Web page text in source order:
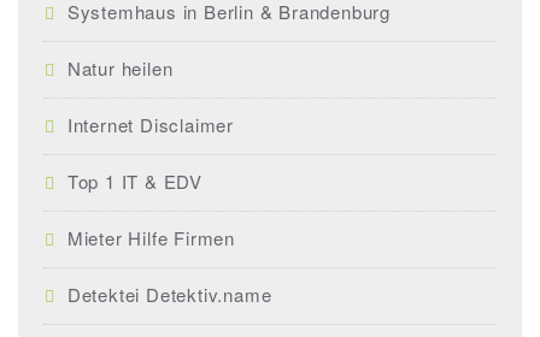
Systemhaus in Berlin & Brandenburg
Natur heilen
Internet Disclaimer
Top 1 IT & EDV
Mieter Hilfe Firmen
Detektei Detektiv.name